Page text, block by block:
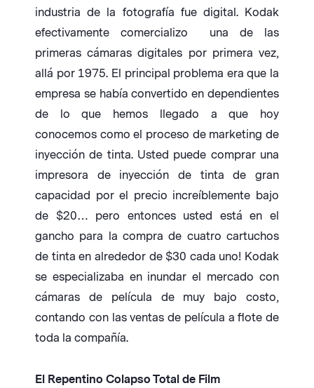
industria de la fotografía fue digital. Kodak
efectivamente comercializo una de las
primeras cámaras digitales por primera vez,
allá por 1975. El principal problema era que la
empresa se había convertido en dependientes
de lo que hemos llegado a que hoy
conocemos como el proceso de marketing de
inyección de tinta. Usted puede comprar una
impresora de inyección de tinta de gran
capacidad por el precio increíblemente bajo
de $20… pero entonces usted está en el
gancho para la compra de cuatro cartuchos
de tinta en alrededor de $30 cada uno! Kodak
se especializaba en inundar el mercado con
cámaras de película de muy bajo costo,
contando con las ventas de película a flote de
toda la compañía.
El Repentino Colapso Total de Film